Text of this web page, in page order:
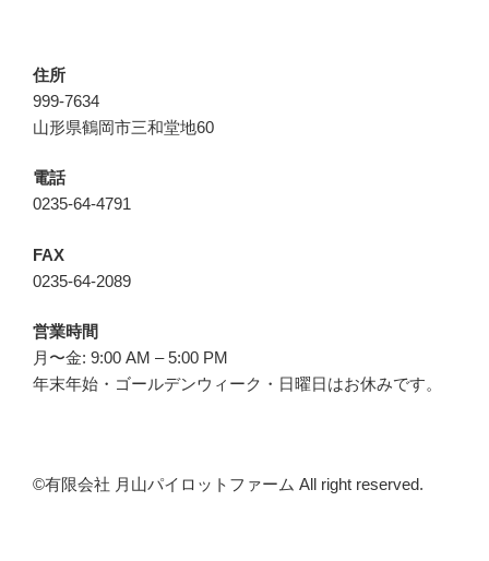
住所
999-7634
山形県鶴岡市三和堂地60
電話
0235-64-4791
FAX
0235-64-2089
営業時間
月〜金: 9:00 AM – 5:00 PM
年末年始・ゴールデンウィーク・日曜日はお休みです。
©︎有限会社 月山パイロットファーム All right reserved.